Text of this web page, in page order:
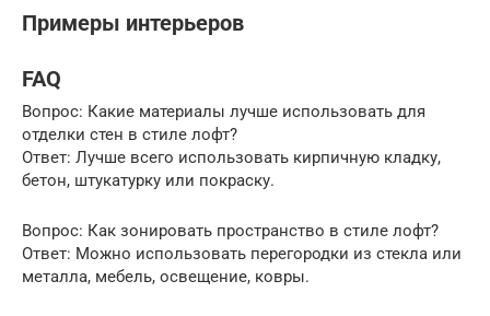
Примеры интерьеров
FAQ
Вопрос: Какие материалы лучше использовать для
отделки стен в стиле лофт?
Ответ: Лучше всего использовать кирпичную кладку,
бетон, штукатурку или покраску.
Вопрос: Как зонировать пространство в стиле лофт?
Ответ: Можно использовать перегородки из стекла или
металла, мебель, освещение, ковры.